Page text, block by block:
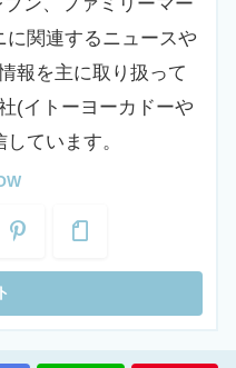
ン、ファミリーマー
に関連するニュースや
報を主に取り扱って
(イトーヨーカドーや
ています。